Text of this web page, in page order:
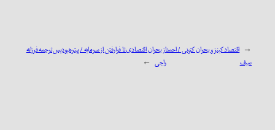
← اقتصاد کینز و بحران کنونی / احمد
سیف
از بحران‌ اقتصادی تا فرارفتن از سرمایه / پیترهیودیس ترجمه‌ فرزانه
راجی →